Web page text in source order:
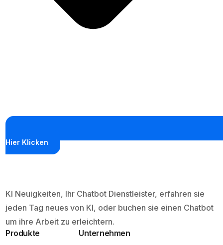
Hier Klicken
KI Neuigkeiten, Ihr Chatbot Dienstleister, erfahren sie
jeden Tag neues von KI, oder buchen sie einen Chatbot
um ihre Arbeit zu erleichtern.
Produkte
Unternehmen